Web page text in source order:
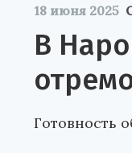
18 июня 2025
В
Готовность